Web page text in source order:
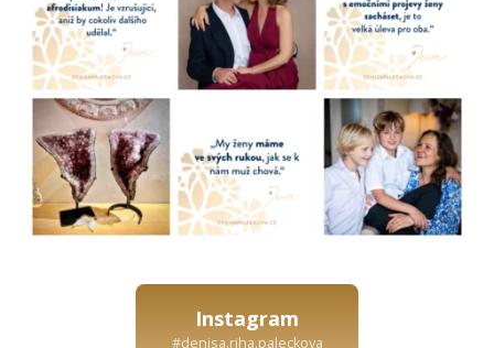
Instagram
#denisa.riha.paleckova